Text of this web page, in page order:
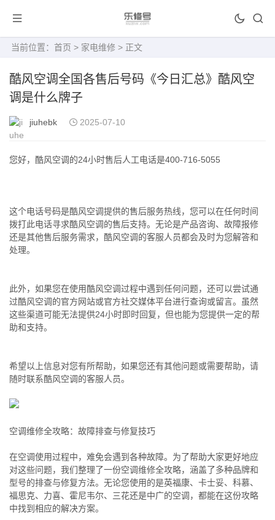
当前位置： 首页 > 家电维修 > 正文
酷风空调全国各售后号码《今日汇总》酷风空
调是什么牌子
jiuhebk 2025-07-10
您好，酷风空调的24小时售后人工电话是400-716-5055
这个电话号码是酷风空调提供的售后服务热线，您可以在任何时间
拨打此电话寻求酷风空调的售后支持。无论是产品咨询、故障报修
还是其他售后服务需求，酷风空调的客服人员都会及时为您解答和
处理。
此外，如果您在使用酷风空调过程中遇到任何问题，还可以尝试通
过酷风空调的官方网站或官方社交媒体平台进行查询或留言。虽然
这些渠道可能无法提供24小时即时回复，但也能为您提供一定的帮
助和支持。
希望以上信息对您有所帮助，如果您还有其他问题或需要帮助，请
随时联系酷风空调的客服人员。
空调维修全攻略：故障排查与修复技巧
在空调使用过程中，难免会遇到各种故障。为了帮助大家更好地应
对这些问题，我们整理了一份空调维修全攻略，涵盖了多种品牌和
型号的排查与修复方法。无论您使用的是英福康、卡士妥、科慕、
福思克、力喜、霍尼韦尔、三花还是中广的空调，都能在这份攻略
中找到相应的解决方案。